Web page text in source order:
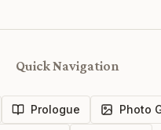
Quick Navigation
Prologue Photo